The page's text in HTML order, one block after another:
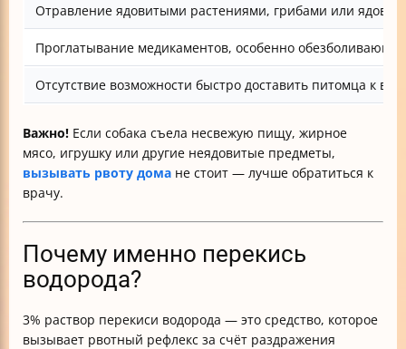
Отравление ядовитыми растениями, грибами или
Проглатывание медикаментов, особенно
Отсутствие возможности быстро доставить питомца к
Важно! Если собака съела несвежую пищу, жирное
мясо, игрушку или другие неядовитые предметы,
вызывать рвоту дома не стоит — лучше обратиться к
врачу.
Почему именно перекись
водорода?
3% раствор перекиси водорода — это средство, которое
вызывает рвотный рефлекс за счёт раздражения